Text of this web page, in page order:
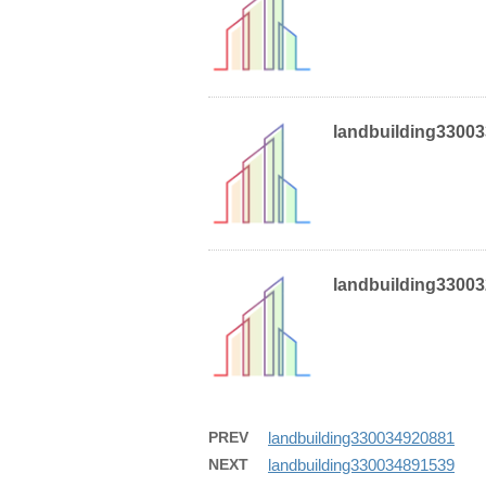
PREV landbuilding330034920881
NEXT landbuilding330034891539